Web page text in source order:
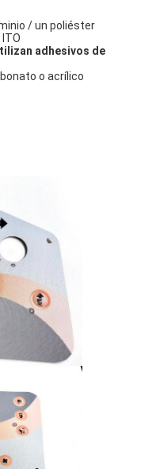
digital
y goma de silicona
papel de rastreo
/ un poliéster
adhesivos de
o acrílico